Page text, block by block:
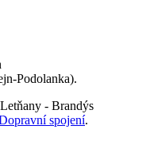
Podolanka).
- Brandýs
spojení.